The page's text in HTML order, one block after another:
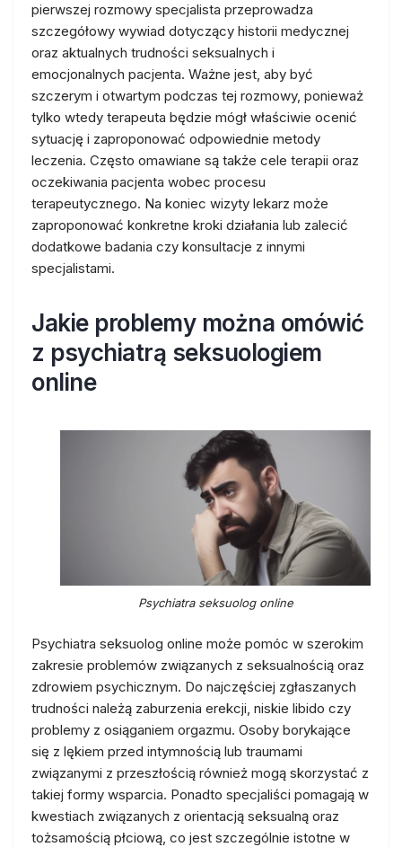
pierwszej rozmowy specjalista przeprowadza
szczegółowy wywiad dotyczący historii medycznej
oraz aktualnych trudności seksualnych i
emocjonalnych pacjenta. Ważne jest, aby być
szczerym i otwartym podczas tej rozmowy, ponieważ
tylko wtedy terapeuta będzie mógł właściwie ocenić
sytuację i zaproponować odpowiednie metody
leczenia. Często omawiane są także cele terapii oraz
oczekiwania pacjenta wobec procesu
terapeutycznego. Na koniec wizyty lekarz może
zaproponować konkretne kroki działania lub zalecić
dodatkowe badania czy konsultacje z innymi
specjalistami.
Jakie problemy można omówić
z psychiatrą seksuologiem
online
Psychiatra seksuolog online
Psychiatra seksuolog online może pomóc w szerokim
zakresie problemów związanych z seksualnością oraz
zdrowiem psychicznym. Do najczęściej zgłaszanych
trudności należą zaburzenia erekcji, niskie libido czy
problemy z osiąganiem orgazmu. Osoby borykające
się z lękiem przed intymnością lub traumami
związanymi z przeszłością również mogą skorzystać z
takiej formy wsparcia. Ponadto specjaliści pomagają w
kwestiach związanych z orientacją seksualną oraz
tożsamością płciową, co jest szczególnie istotne w